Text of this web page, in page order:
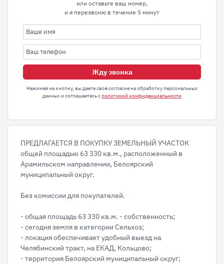
или оставьте ваш номер,
и я перезвоню в течение 5 минут
Жду звонка
Нажимая на кнопку, вы даете своё согласие на обработку персональных
данных и соглашаетесь сполитикой конфиденциальности
ПРЕДЛАГАЕТСЯ В ПОКУПКУ ЗЕМЕЛЬНЫЙ УЧАСТОК
общей площадью 63 330 кв.м., расположенный в
Арамильском направлении, Белоярский
муниципальный округ.
Без комиссии для покупателей.
- общая площадь 63 330 кв.м. - собственность;
- сегодня земля в категории Сельхоз;
- локация обеспечивает удобный выезд на
Челябинский тракт, на ЕКАД, Кольцово;
- территория Белоярский муниципальный округ;